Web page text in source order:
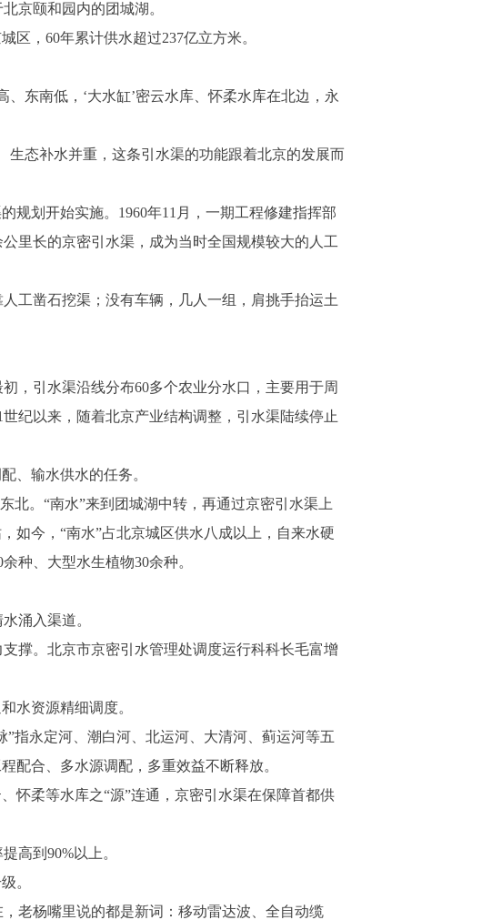
京颐和园内的团城湖。
，60年累计供水超过237亿立方米。
东南低，‘大水缸’密云水库、怀柔水库在北边，永
态补水并重，这条引水渠的功能跟着北京的发展而
划开始实施。1960年11月，一期工程修建指挥部
里长的京密引水渠，成为当时全国规模较大的人工
凿石挖渠；没有车辆，几人一组，肩挑手抬运土
引水渠沿线分布60多个农业分水口，主要用于周
纪以来，随着北京产业结构调整，引水渠陆续停止
、输水供水的任务。
。“南水”来到团城湖中转，再通过京密引水渠上
如今，“南水”占北京城区供水八成以上，自来水硬
种、大型水生植物30余种。
涌入渠道。
。北京市京密引水管理处调度运行科科长毛富增
水资源精细调度。
永定河、潮白河、北运河、大清河、蓟运河等五
配合、多水源调配，多重效益不断释放。
柔等水库之“源”连通，京密引水渠在保障首都供
高到90%以上。
。
老杨嘴里说的都是新词：移动雷达波、全自动缆